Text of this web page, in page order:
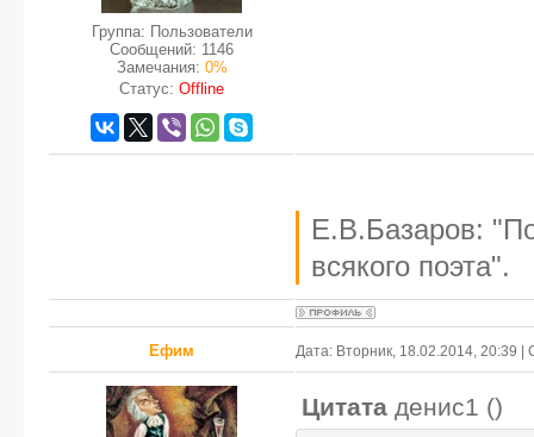
Группа: Пользователи
Сообщений: 1146
Замечания: 0%
Статус: Offline
Е.В.Базаров:
всякого поэта".
Ефим Дата: Вторник, 18.02.2014, 20:39
Цитата денис1 ()